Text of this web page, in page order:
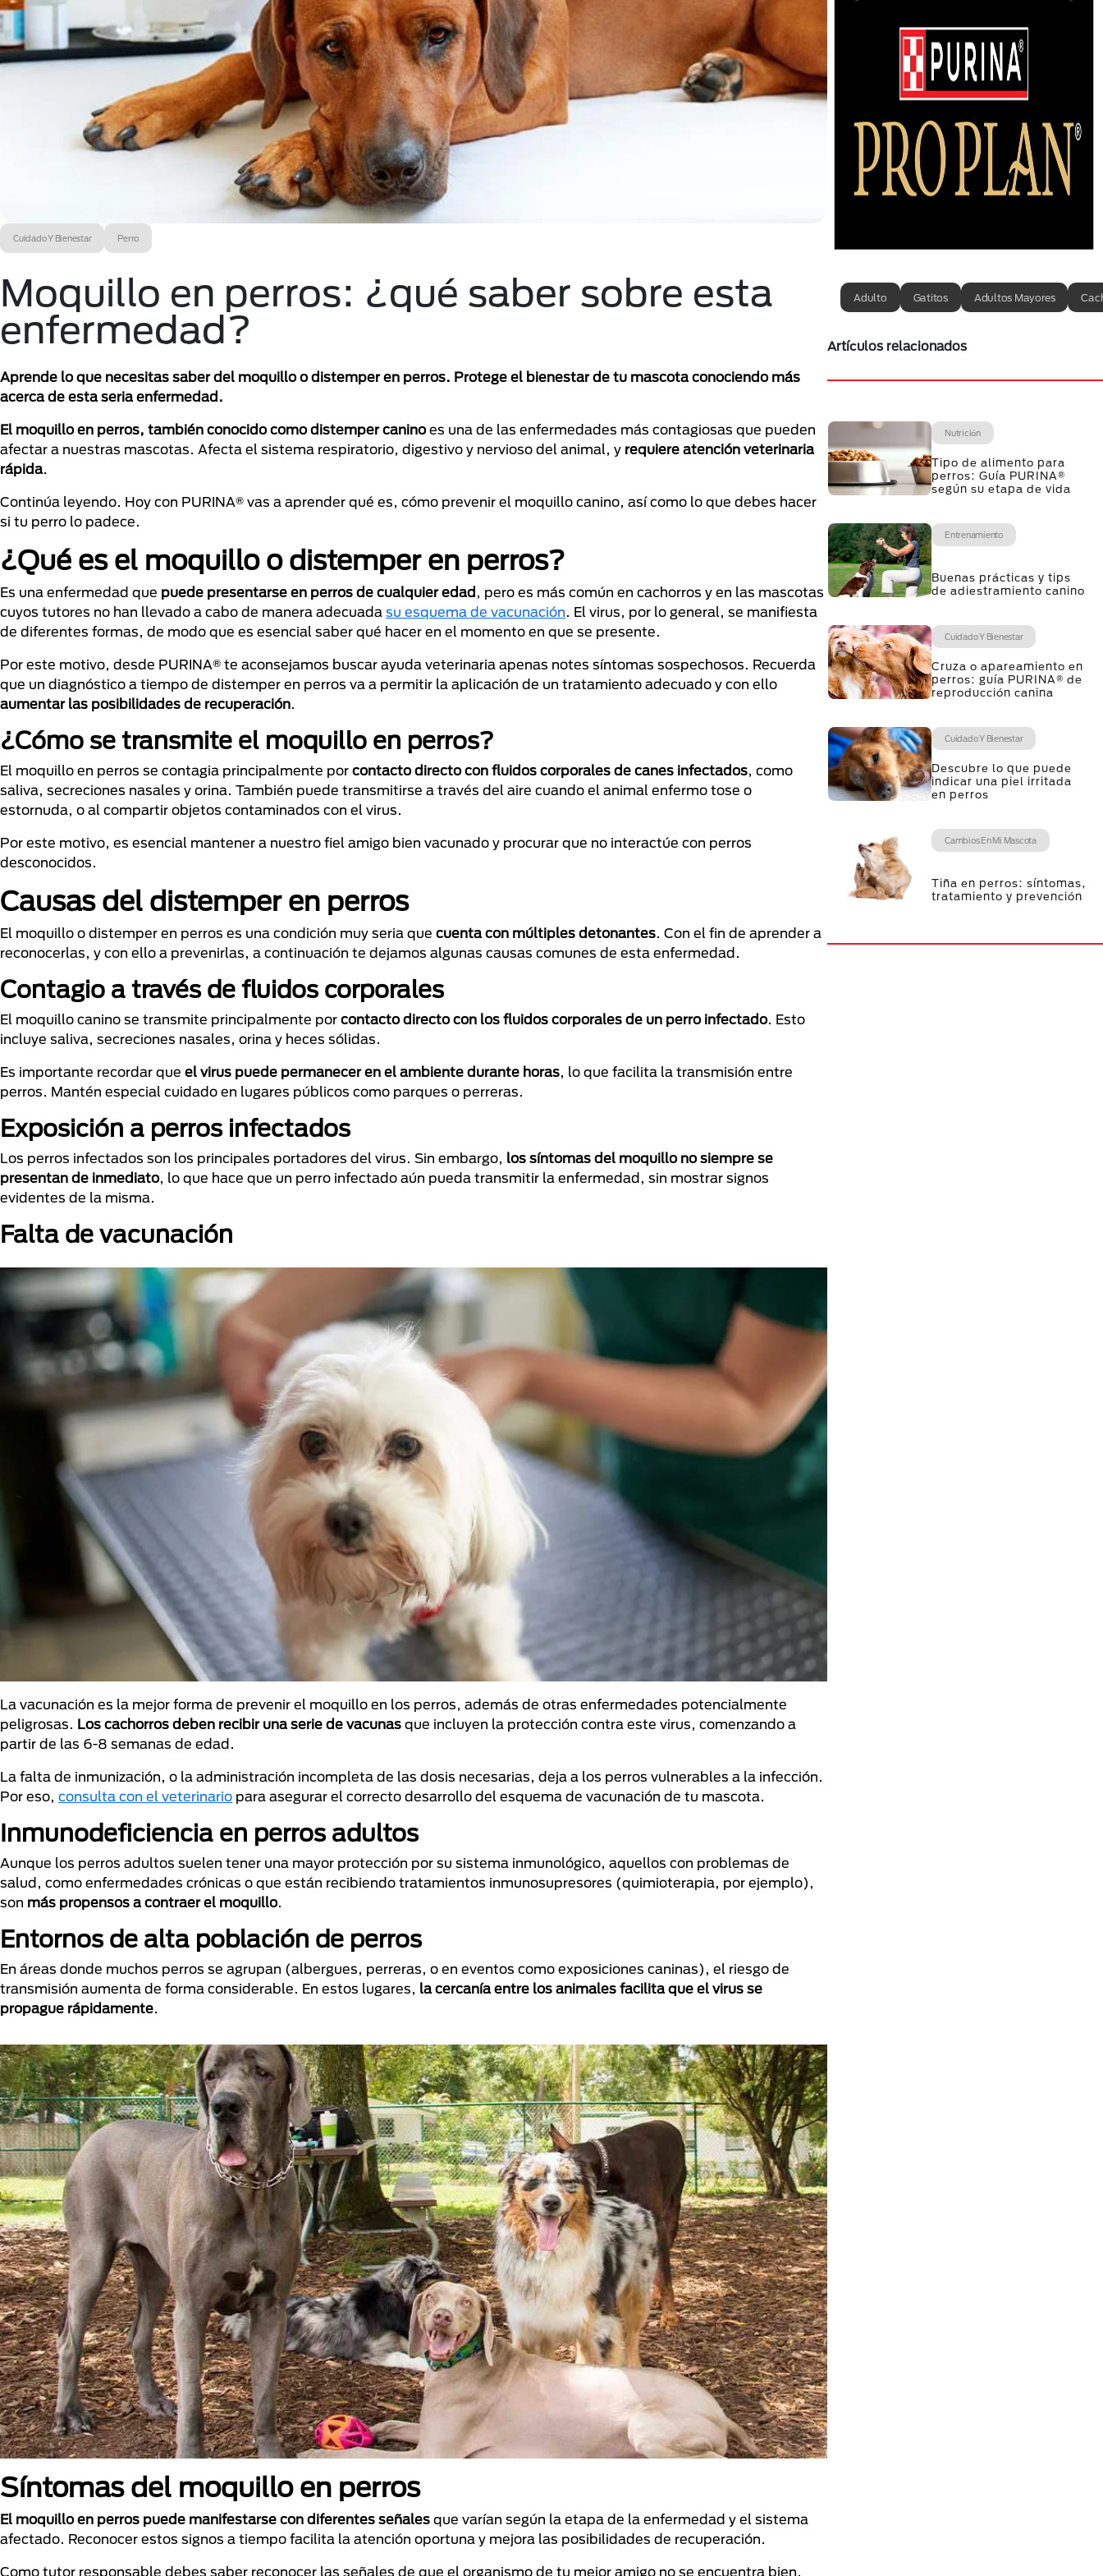
Cuidado Y Bienestar Perro
Moquillo en perros: ¿qué saber sobre esta
enfermedad?
Aprende lo que necesitas saber del moquillo o distemper en perros. Protege el bienestar de tu mascota conociendo más
acerca de esta seria enfermedad.
El moquillo en perros, también conocido como distemper caninoes una de las enfermedades más contagiosas que pueden
afectar a nuestras mascotas. Afecta el sistema respiratorio, digestivo y nervioso del animal, y requiere atención veterinaria
rápida.
Continúa leyendo. Hoy con PURINA® vas a aprender qué es, cómo prevenir el moquillo canino, así como lo que debes hacer
si tu perro lo padece.
¿Qué es el moquillo o distemper en perros?
Es una enfermedad que puede presentarse en perros de cualquier edad, pero es más común en cachorros y en las mascotas
cuyos tutores no han llevado a cabo de manera adecuada su esquema de vacunación. El virus, por lo general, se manifiesta
de diferentes formas, de modo que es esencial saber qué hacer en el momento en que se presente.
Por este motivo, desde PURINA® te aconsejamos buscar ayuda veterinaria apenas notes síntomas sospechosos. Recuerda
que un diagnóstico a tiempo de distemper en perros va a permitir la aplicación de un tratamiento adecuado y con ello
aumentar las posibilidades de recuperación.
¿Cómo se transmite el moquillo en perros?
El moquillo en perros se contagia principalmente por contacto directo con fluidos corporales de canes infectados, como
saliva, secreciones nasales y orina. También puede transmitirse a través del aire cuando el animal enfermo tose o
estornuda, o al compartir objetos contaminados con el virus.
Por este motivo, es esencial mantener a nuestro fiel amigo bien vacunado y procurar que no interactúe con perros
desconocidos.
Causas del distemper en perros
El moquillo o distemper en perros es una condición muy seria que cuenta con múltiples detonantes. Con el fin de aprender a
reconocerlas, y con ello a prevenirlas, a continuación te dejamos algunas causas comunes de esta enfermedad.
Contagio a través de fluidos corporales
El moquillo canino se transmite principalmente por contacto directo con los fluidos corporales de un perro infectado. Esto
incluye saliva, secreciones nasales, orina y heces sólidas.
Es importante recordar que el virus puede permanecer en el ambiente durante horas, lo que facilita la transmisión entre
perros. Mantén especial cuidado en lugares públicos como parques o perreras.
Exposición a perros infectados
Los perros infectados son los principales portadores del virus. Sin embargo, los síntomas del moquillo no siempre se
presentan de inmediato, lo que hace que un perro infectado aún pueda transmitir la enfermedad, sin mostrar signos
evidentes de la misma.
Falta de vacunación
La vacunación es la mejor forma de prevenir el moquillo en los perros, además de otras enfermedades potencialmente
peligrosas. Los cachorros deben recibir una serie de vacunas que incluyen la protección contra este virus, comenzando a
partir de las 6-8 semanas de edad.
La falta de inmunización, o la administración incompleta de las dosis necesarias, deja a los perros vulnerables a la infección.
Por eso, consulta con el veterinario para asegurar el correcto desarrollo del esquema de vacunación de tu mascota.
Inmunodeficiencia en perros adultos
Aunque los perros adultos suelen tener una mayor protección por su sistema inmunológico, aquellos con problemas de
salud, como enfermedades crónicas o que están recibiendo tratamientos inmunosupresores (quimioterapia, por ejemplo),
son más propensos a contraer el moquillo.
Entornos de alta población de perros
En áreas donde muchos perros se agrupan (albergues, perreras, o en eventos como exposiciones caninas), el riesgo de
transmisión aumenta de forma considerable. En estos lugares, la cercanía entre los animales facilita que el virus se
propague rápidamente.
Síntomas del moquillo en perros
El moquillo en perros puede manifestarse con diferentes señales que varían según la etapa de la enfermedad y el sistema
afectado. Reconocer estos signos a tiempo facilita la atención oportuna y mejora las posibilidades de recuperación.
Como tutor responsable debes saber reconocer las señales de que el organismo de tu mejor amigo no se encuentra bien.
Adulto Gatitos Adultos Mayores
Artículos relacionados
Nutrición
Tipo de alimento para
perros: Guía PURINA®
según su etapa de vida
Entrenamiento
Buenas prácticas y tips
de adiestramiento canino
Cuidado Y Bienestar
Cruza o apareamiento en
perros: guía PURINA® de
reproducción canina
Cuidado Y Bienestar
Descubre lo que puede
indicar una piel irritada
en perros
Cambios En Mi Mascota
Tiña en perros: síntomas,
tratamiento y prevención